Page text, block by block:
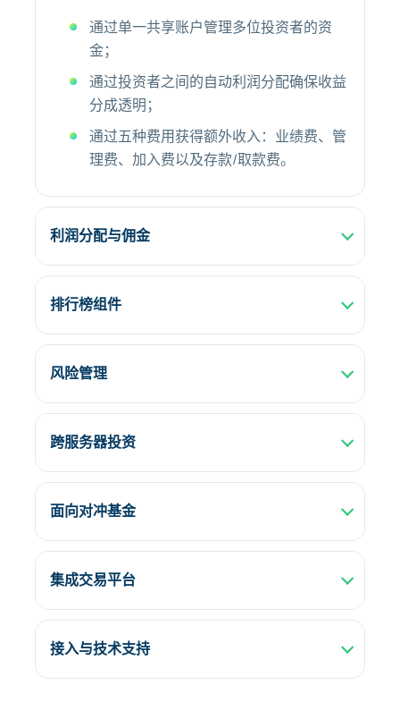
通过单一共享账户管理多位投资者的资
金；
通过投资者之间的自动利润分配确保收益
分成透明；
通过五种费用获得额外收入：业绩费、管
理费、加入费以及存款/取款费。
利润分配与佣金
排行榜组件
风险管理
跨服务器投资
面向对冲基金
集成交易平台
接入与技术支持